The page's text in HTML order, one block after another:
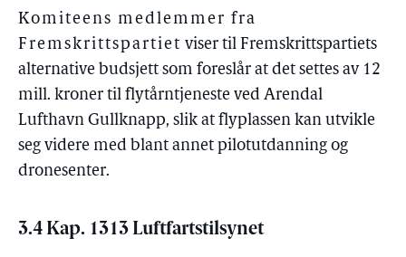
Komiteens medlemmer fra
Fremskrittspartiet viser til Fremskrittspartiets
alternative budsjett som foreslår at det settes av 12
mill. kroner til flytårntjeneste ved Arendal
Lufthavn Gullknapp, slik at flyplassen kan utvikle
seg videre med blant annet pilotutdanning og
dronesenter.
3.4 Kap. 1313 Luftfartstilsynet